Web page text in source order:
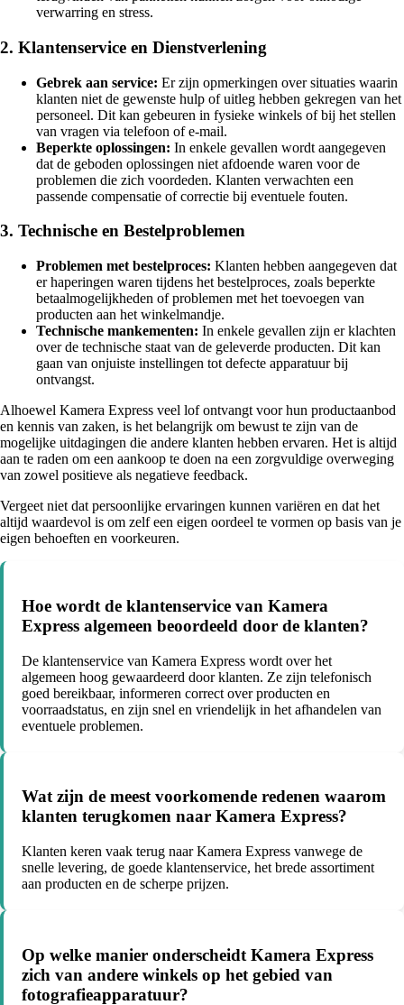
verwarring en stress.
2. Klantenservice en Dienstverlening
Gebrek aan service: Er zijn opmerkingen over situaties waarin
klanten niet de gewenste hulp of uitleg hebben gekregen van het
personeel. Dit kan gebeuren in fysieke winkels of bij het stellen
van vragen via telefoon of e-mail.
Beperkte oplossingen: In enkele gevallen wordt aangegeven
dat de geboden oplossingen niet afdoende waren voor de
problemen die zich voordeden. Klanten verwachten een
passende compensatie of correctie bij eventuele fouten.
3. Technische en Bestelproblemen
Problemen met bestelproces: Klanten hebben aangegeven dat
er haperingen waren tijdens het bestelproces, zoals beperkte
betaalmogelijkheden of problemen met het toevoegen van
producten aan het winkelmandje.
Technische mankementen: In enkele gevallen zijn er klachten
over de technische staat van de geleverde producten. Dit kan
gaan van onjuiste instellingen tot defecte apparatuur bij
ontvangst.
Alhoewel Kamera Express veel lof ontvangt voor hun productaanbod
en kennis van zaken, is het belangrijk om bewust te zijn van de
mogelijke uitdagingen die andere klanten hebben ervaren. Het is altijd
aan te raden om een aankoop te doen na een zorgvuldige overweging
van zowel positieve als negatieve feedback.
Vergeet niet dat persoonlijke ervaringen kunnen variëren en dat het
altijd waardevol is om zelf een eigen oordeel te vormen op basis van je
eigen behoeften en voorkeuren.
Hoe wordt de klantenservice van Kamera
Express algemeen beoordeeld door de klanten?
De klantenservice van Kamera Express wordt over het
algemeen hoog gewaardeerd door klanten. Ze zijn telefonisch
goed bereikbaar, informeren correct over producten en
voorraadstatus, en zijn snel en vriendelijk in het afhandelen van
eventuele problemen.
Wat zijn de meest voorkomende redenen waarom
klanten terugkomen naar Kamera Express?
Klanten keren vaak terug naar Kamera Express vanwege de
snelle levering, de goede klantenservice, het brede assortiment
aan producten en de scherpe prijzen.
Op welke manier onderscheidt Kamera Express
zich van andere winkels op het gebied van
fotografieapparatuur?